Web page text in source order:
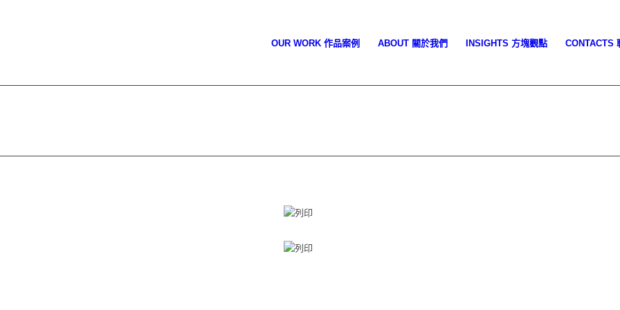
OUR WORK 作品案例 ABOUT 關於我們 INSIGHTS 方塊觀點 CONTACTS